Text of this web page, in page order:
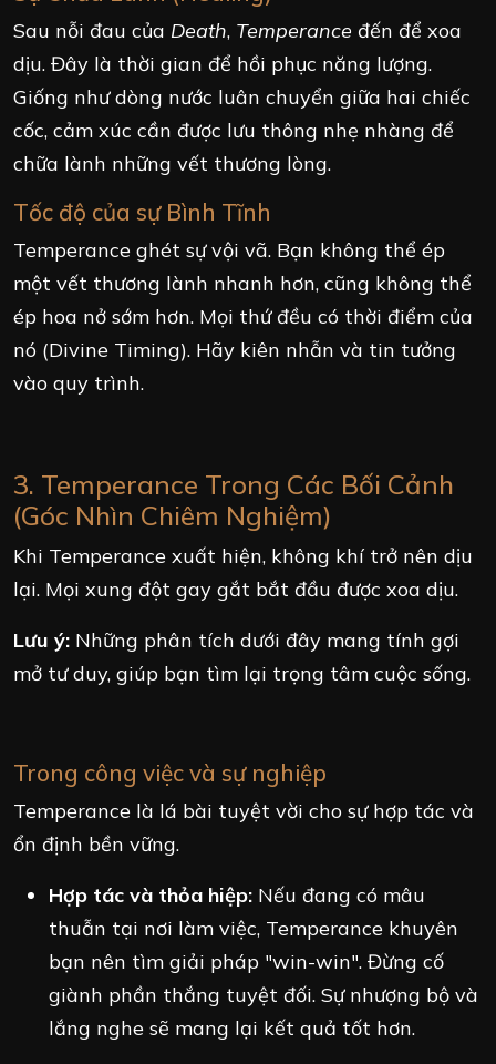
Sau nỗi đau của Death, Temperance đến để xoa
dịu. Đây là thời gian để hồi phục năng lượng.
Giống như dòng nước luân chuyển giữa hai chiếc
cốc, cảm xúc cần được lưu thông nhẹ nhàng để
chữa lành những vết thương lòng.
Tốc độ của sự Bình Tĩnh
Temperance ghét sự vội vã. Bạn không thể ép
một vết thương lành nhanh hơn, cũng không thể
ép hoa nở sớm hơn. Mọi thứ đều có thời điểm của
nó (Divine Timing). Hãy kiên nhẫn và tin tưởng
vào quy trình.
3. Temperance Trong Các Bối Cảnh
(Góc Nhìn Chiêm Nghiệm)
Khi Temperance xuất hiện, không khí trở nên dịu
lại. Mọi xung đột gay gắt bắt đầu được xoa dịu.
Lưu ý: Những phân tích dưới đây mang tính gợi
mở tư duy, giúp bạn tìm lại trọng tâm cuộc sống.
Trong công việc và sự nghiệp
Temperance là lá bài tuyệt vời cho sự hợp tác và
ổn định bền vững.
Hợp tác và thỏa hiệp: Nếu đang có mâu
thuẫn tại nơi làm việc, Temperance khuyên
bạn nên tìm giải pháp "win-win". Đừng cố
giành phần thắng tuyệt đối. Sự nhượng bộ và
lắng nghe sẽ mang lại kết quả tốt hơn.